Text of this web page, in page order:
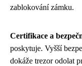
zablokování zámku.
Certifikace a
poskytuje. Vyšší
dokáže trezor odolat